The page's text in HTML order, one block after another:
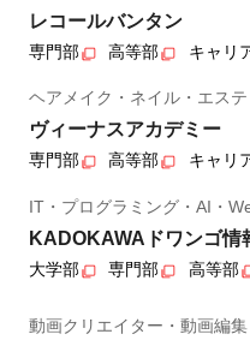
レコールバンタン
専門部 高等部 キャリ
ヘアメイク・ネイル・エス
ヴィーナスアカデミー
専門部 高等部 キャリ
IT・プログラミング・AI・
KADOKAWAドワンゴ情
大学部 専門部 高等部
動画クリエイター・動画編